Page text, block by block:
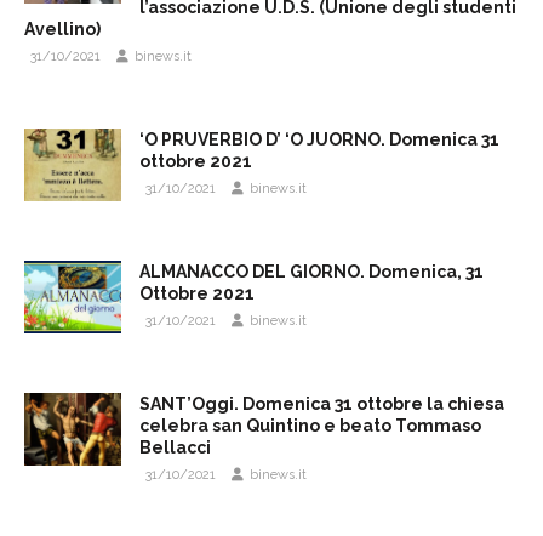
l’associazione U.D.S. (Unione degli studenti
Avellino)
31/10/2021 binews.it
‘O PRUVERBIO D’ ‘O JUORNO. Domenica 31
ottobre 2021
31/10/2021 binews.it
ALMANACCO DEL GIORNO. Domenica, 31
Ottobre 2021
31/10/2021 binews.it
SANT’Oggi. Domenica 31 ottobre la chiesa
celebra san Quintino e beato Tommaso
Bellacci
31/10/2021 binews.it